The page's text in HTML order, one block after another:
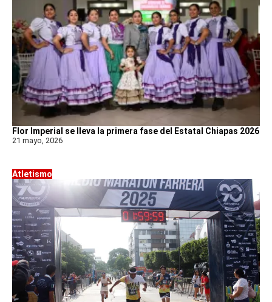
Flor Imperial se lleva la primera fase del Estatal Chiapas 2026
21 mayo, 2026
Atletismo